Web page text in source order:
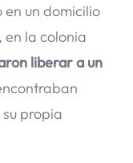
un domicilio
en la colonia
liberar a un
propia